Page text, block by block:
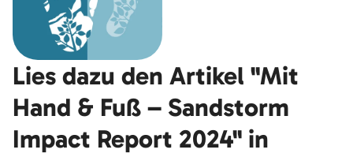
Lies dazu den Artikel "Mit
Hand & Fuß – Sandstorm
Impact Report 2024" in